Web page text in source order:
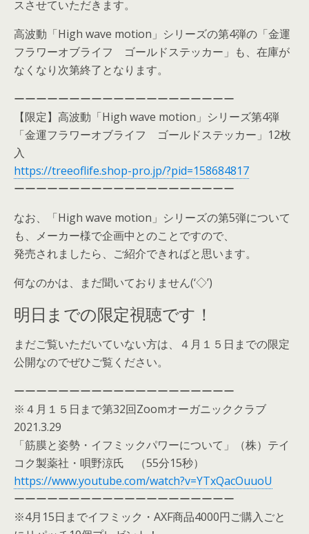
スさせていただきます。
高波動「High wave motion」シリーズの第4弾の「金運
フラワーオブライフ ゴールドステッカー」も、在庫が
なくなり次第終了となります。
ーーーーーーーーーーーーーーーーーーーー
【限定】高波動「High wave motion」シリーズ第4弾
「金運フラワーオブライフ ゴールドステッカー」12枚
入
https://treeoflife.shop-pro.jp/?pid=158684817
ーーーーーーーーーーーーーーーーーーーー
なお、「High wave motion」シリーズの第5弾について
も、メーカー様で企画中とのことですので、
発売されましたら、ご紹介できればと思います。
何なのかは、まだ聞いておりません(‘◇’)ゞ
明日までの限定視聴です！
まだご覧いただいていない方は、４月１５日までの限定
公開なのでぜひご覧ください。
ーーーーーーーーーーーーーーーーーーーー
※４月１５日まで第32回Zoomオーガニッククラブ
2021.3.29
「筋膜と姿勢・イフミックパワーについて」（株）テイ
コク製薬社・唄野涼氏 （55分15秒）
https://www.youtube.com/watch?v=YTxQacOuuoU
ーーーーーーーーーーーーーーーーーーーー
※4月15日までイフミック・AXF商品4000円ご購入ごと